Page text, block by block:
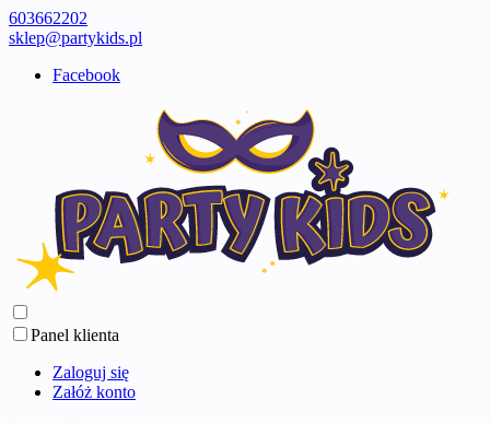
603662202
sklep@partykids.pl
Facebook
Panel klienta
Zaloguj się
Załóż konto